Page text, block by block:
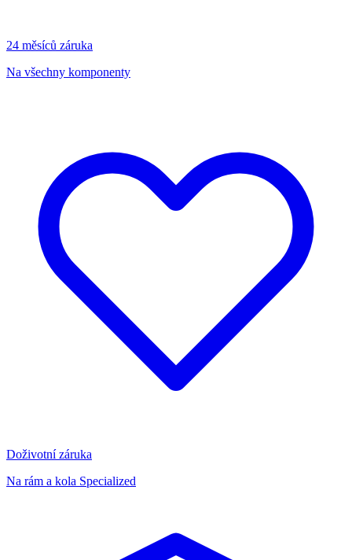
24 měsíců záruka
Na všechny komponenty
Doživotní záruka
Na rám a kola Specialized